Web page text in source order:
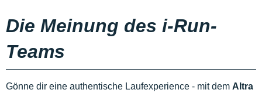
Die Meinung des i-Run-
Teams
Gönne dir eine authentische Laufexperience - mit dem Altra